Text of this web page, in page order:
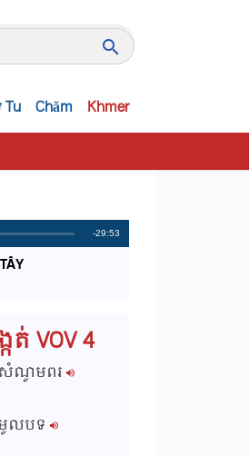
Tu Chăm Khmer
R
i
-29:53
VOV 4
សំណូមពរ
លបទ